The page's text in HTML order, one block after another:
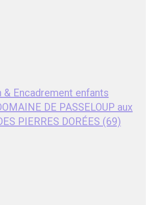
& Encadrement enfants
DE PASSELOUP aux
PIERRES DORÉES (69)